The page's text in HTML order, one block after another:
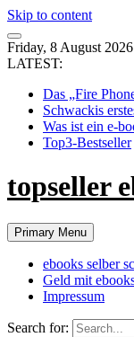
Skip to content
Friday, 8 August 2026
LATEST:
Das „Fire
Schwackis
Was ist ein e-
Top3-Bestseller
topseller
Primary Menu
ebooks selber
Geld mit
Impressum
Search for: